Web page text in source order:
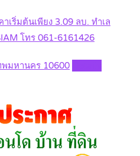
เริ่มต้นเพียง 3.09 ลบ. ทำเล
โทร 061-6161426
พมหานคร 10600